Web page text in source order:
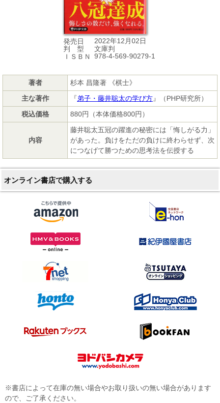
発売日
2022年12月02日
判 型
文庫判
ＩＳＢＮ
978-4-569-90279-1
著者
杉本 昌隆著 《棋士》
主な著作
『弟子・藤井聡太の学び方』（PHP研究所）
税込価格
880円（本体価格800円）
内容
藤井聡太五冠の躍進の秘密には「悔しがる力」
があった。負けをただの負けに終わらせず、次
につなげて勝つための思考法を伝授する
オンライン書店で購入する
※書店によって在庫の無い場合やお取り扱いの無い場合があります
ので、ご了承ください。